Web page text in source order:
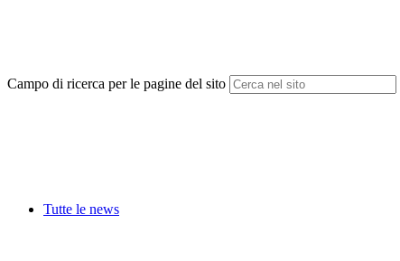
Campo di ricerca per le pagine del sito
Tutte le news